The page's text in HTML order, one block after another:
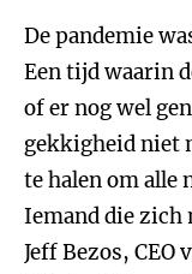
De pandemie
Een tijd waarin
of er nog wel
gekkigheid niet
te halen om alle
Iemand die zich
Jeff Bezos, CEO